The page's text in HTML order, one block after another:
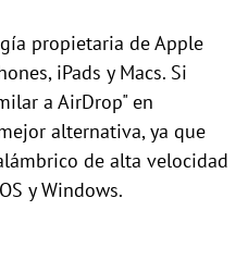
propietaria de Apple
iPads y Macs. Si
a AirDrop" en
alternativa, ya que
de alta velocidad
y Windows.